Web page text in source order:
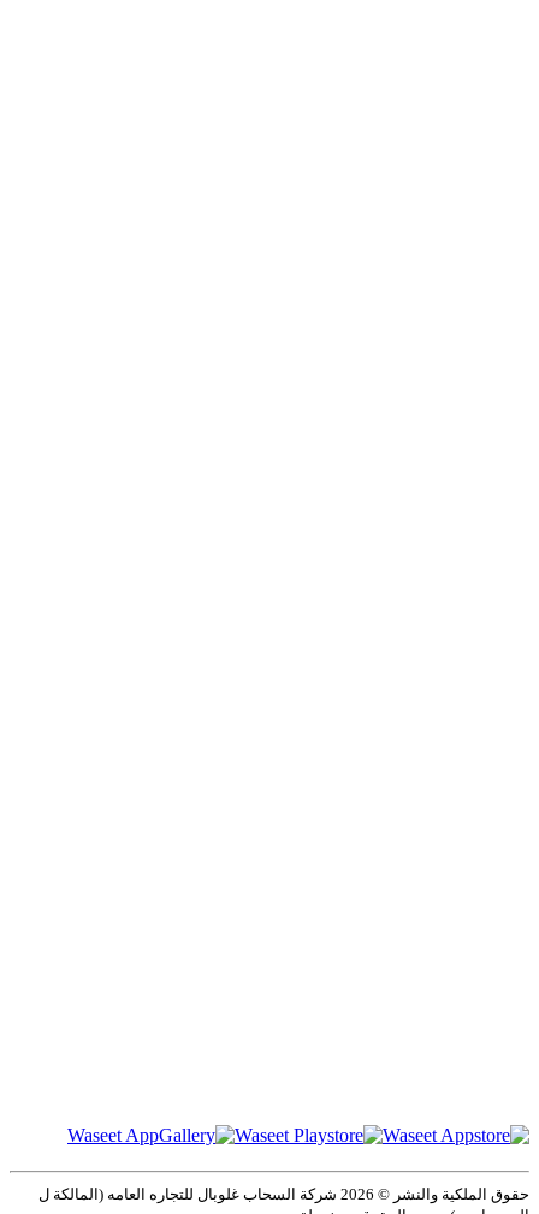
حقوق الملكية والنشر ©️ 2026 شركة السحاب غلوبال للتجاره العامه (المالكة ل